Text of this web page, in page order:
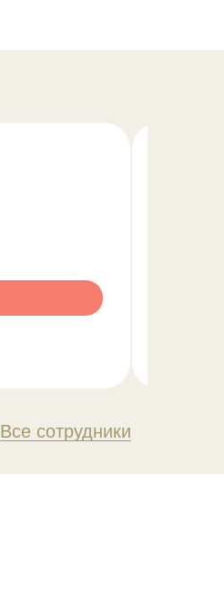
Все сотрудники